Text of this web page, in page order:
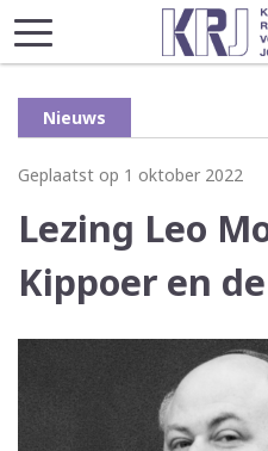
Nieuws
Geplaatst op 1 oktober 2022
Lezing Leo
Kippoer en